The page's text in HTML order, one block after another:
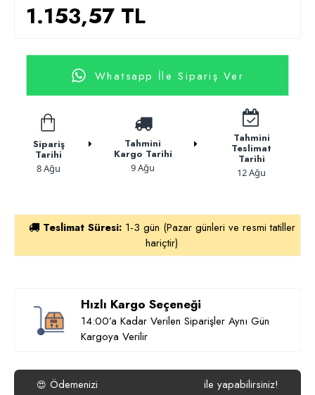
1.153,57 TL
Whatsapp İle Sipariş Ver
Sipariş
Tarihi
8 Ağu
Tahmini
Kargo Tarihi
9 Ağu
Tahmini
Teslimat
Tarihi
12 Ağu
Teslimat Süresi: 1-3 gün (Pazar günleri ve resmi tatiller
hariçtir)
Hızlı Kargo Seçeneği
14:00’a Kadar Verilen Siparişler Aynı Gün
Kargoya Verilir
😍 Ödemenizi ile yapabilirsiniz!